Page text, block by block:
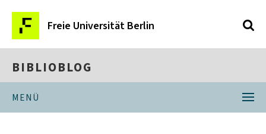
Freie Universität Berlin
BIBLIOBLOG
MENÜ